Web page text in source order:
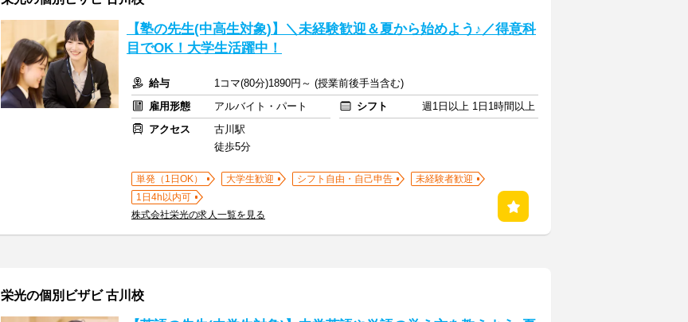
【塾の先生(中高生対象)】＼未経験歓迎＆夏から始めよう♪／得意科
目でOK！大学生活躍中！
給与
1コマ(80分)1890円～ (授業前後手当含む)
雇用形態
アルバイト・パート シフト
週1日以上 1日1時間以上
アクセス
古川駅
徒歩5分
単発（1日OK） 大学生歓迎 シフト自由・自己申告
未経験者歓迎
1日4h以内可
株式会社栄光の求人一覧を見る
栄光の個別ビザビ 古川校